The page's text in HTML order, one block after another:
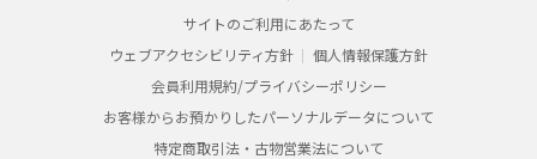
サイトのご利用にあたって
ウェブアクセシビリティ方針
個人情報保護方針
会員利用規約/プライバシーポリシー
お客様からお預かりしたパーソナルデータについて
特定商取引法・古物営業法について